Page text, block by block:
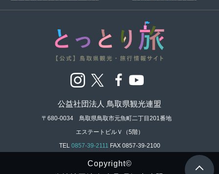
公益社団法人 鳥取県観光連盟
〒680-0034 鳥取県鳥取市元魚町二丁目201番地
エステートビルＶ（5階）
TEL 0857-39-2111 FAX 0857-39-2100
Copyright©